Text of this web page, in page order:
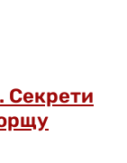
Секрети